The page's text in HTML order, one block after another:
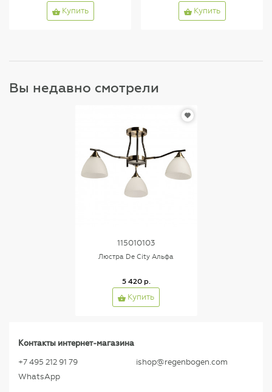
Купить
Купить
Вы недавно смотрели
115010103
Люстра De City Альфа
5 420 р.
Купить
Контакты интернет-магазина
+7 495 212 91 79
WhatsApp
ishop@regenbogen.com